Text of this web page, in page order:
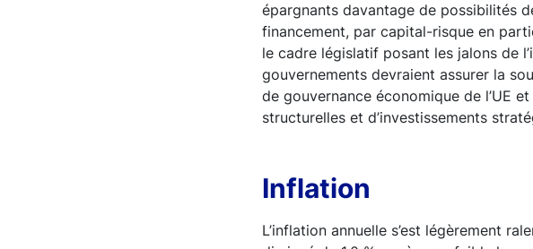
épargnants davantage de possibilités
financement, par capital-risque en
le cadre législatif posant les jalons de
gouvernements devraient assurer la
de gouvernance économique de l’UE
structurelles et d’investissements
Inflation
L’inflation annuelle s’est légèrement